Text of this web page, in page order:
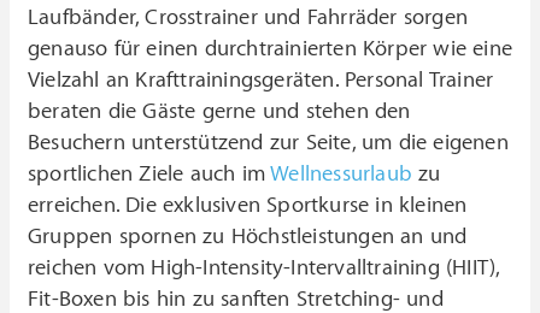
Laufbänder, Crosstrainer und Fahrräder sorgen
genauso für einen durchtrainierten Körper wie eine
Vielzahl an Krafttrainingsgeräten. Personal Trainer
beraten die Gäste gerne und stehen den
Besuchern unterstützend zur Seite, um die eigenen
sportlichen Ziele auch imWellnessurlaub zu
erreichen. Die exklusiven Sportkurse in kleinen
Gruppen spornen zu Höchstleistungen an und
reichen vom High-Intensity-Intervalltraining (HIIT),
Fit-Boxen bis hin zu sanften Stretching- und